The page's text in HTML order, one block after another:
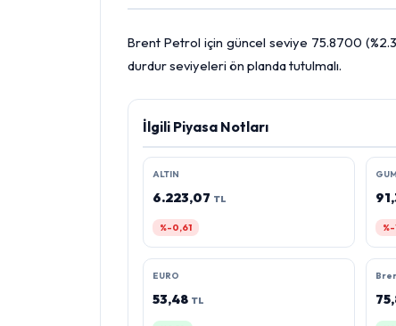
Brent Petrol için güncel seviye 75.8700
durdur seviyeleri ön planda tutulmalı.
İlgili Piyasa Notları
ALTIN
6.223,07 TL
%-0,61 %-
EURO
53,48 TL